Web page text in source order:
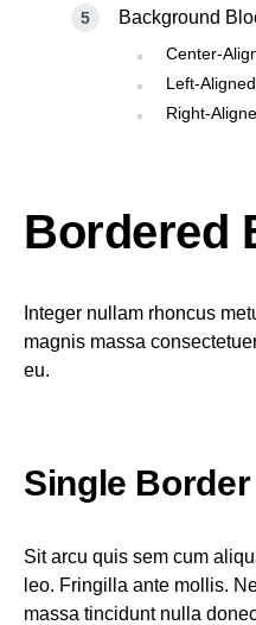
Background
Center-
Left-Aligned
Right-
Bordered
Integer nullam rhoncus
magnis massa
eu.
Single Border
Sit arcu quis sem cum
leo. Fringilla ante mollis.
massa tincidunt nulla